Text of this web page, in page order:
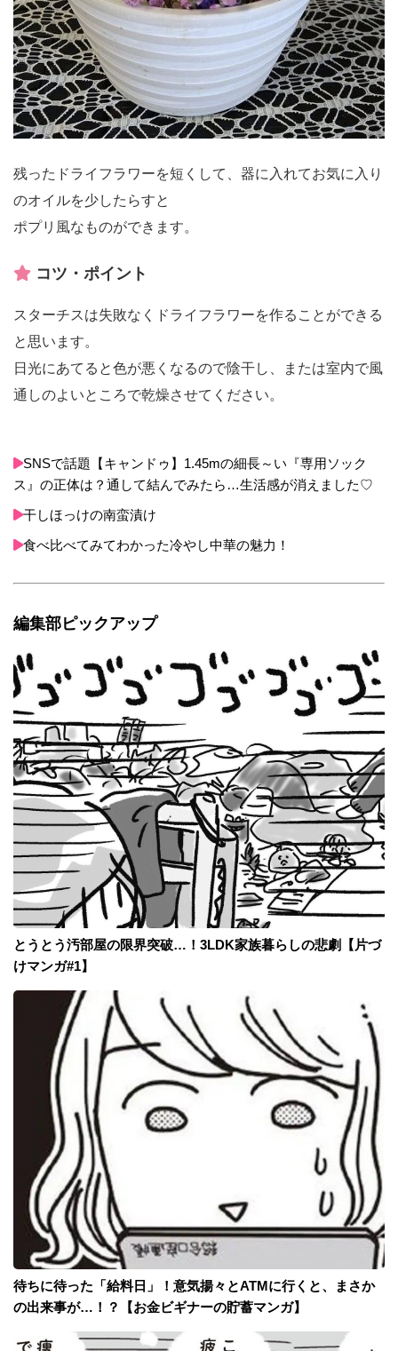
残ったドライフラワーを短くして、器に入れてお気に入り
のオイルを少したらすと
ポプリ風なものができます。
コツ・ポイント
スターチスは失敗なくドライフラワーを作ることができる
と思います。
日光にあてると色が悪くなるので陰干し、または室内で風
通しのよいところで乾燥させてください。
SNSで話題【キャンドゥ】1.45mの細長～い『専用ソック
ス』の正体は？通して結んでみたら…生活感が消えました♡
干しほっけの南蛮漬け
食べ比べてみてわかった冷やし中華の魅力！
編集部ピックアップ
とうとう汚部屋の限界突破…！3LDK家族暮らしの悲劇【片づ
けマンガ#1】
待ちに待った「給料日」！意気揚々とATMに行くと、まさか
の出来事が…！？【お金ビギナーの貯蓄マンガ】